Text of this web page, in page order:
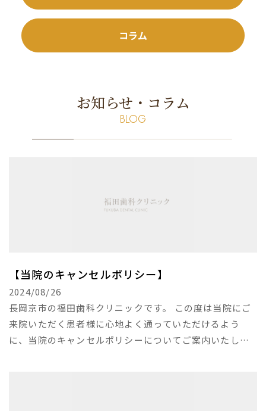
コラム
お知らせ・コラム
BLOG
【当院のキャンセルポリシー】
2024/08/26
長岡京市の福田歯科クリニックです。 この度は当院にご
来院いただく患者様に心地よく通っていただけるよう
に、当院のキャンセルポリシーについてご案内いたしま